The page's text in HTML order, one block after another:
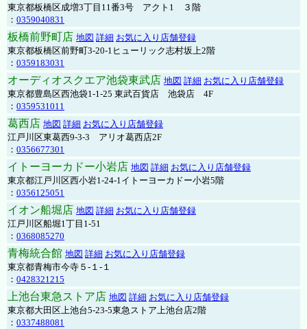
東京都板橋区成増3丁目11番3号 アクト1 ３階
： 0359040831
板橋前野町店 地図 詳細 お気に入り店舗登録
東京都板橋区前野町3-20-1ヒューリック志村坂上2階
： 0359183031
オーディオスクエア池袋東武店 地図 詳細 お気に入り店舗登録
東京都豊島区西池袋1-1-25 東武百貨店 池袋店 4F
： 0359531011
葛西店 地図 詳細 お気に入り店舗登録
江戸川区東葛西9-3-3 アリオ葛西店2F
： 0356677301
イトーヨーカドー小岩店 地図 詳細 お気に入り店舗登録
東京都江戸川区西小岩1-24-1イトーヨーカドー小岩5階
： 0356125051
イオン船堀店 地図 詳細 お気に入り店舗登録
江戸川区船堀1丁目1-51
： 0368085270
青梅統合館 地図 詳細 お気に入り店舗登録
東京都青梅市今寺５-１-１
： 0428321215
上池台東急ストア店 地図 詳細 お気に入り店舗登録
東京都大田区上池台5-23-5東急ストア上池台店2階
： 0337488081